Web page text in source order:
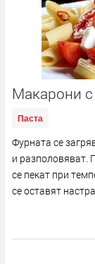
Макарони
Паста
Фурната се
и разполовяват.
се пекат при
се оставят